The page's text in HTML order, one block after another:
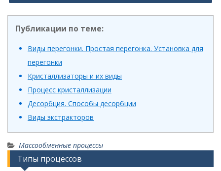
Публикации по теме:
Виды перегонки. Простая перегонка. Установка для
перегонки
Кристаллизаторы и их виды
Процесс кристаллизации
Десорбция. Способы десорбции
Виды экстракторов
Массообменные процессы
Типы процессов